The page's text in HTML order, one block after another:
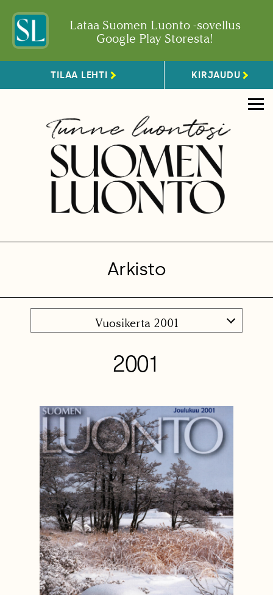
Lataa Suomen Luonto -sovellus
Google Play Storesta!
TILAA LEHTI KIRJAUDU
Arkisto
Vuosikerta 2001
2001